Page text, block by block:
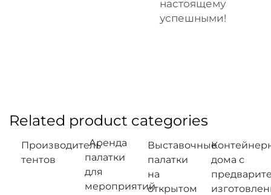
настоящему
успешными!
Related product categories
Производитель
тентов
Аренда
палатки
для
мероприятий
Выставочные
палатки
на
открытом
дома с